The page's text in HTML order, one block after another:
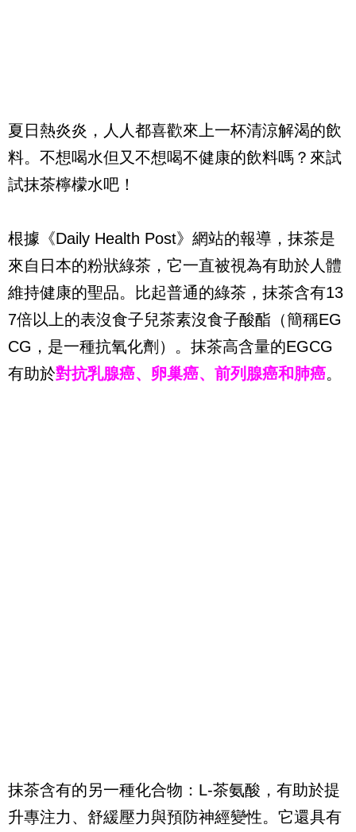
夏日熱炎炎，人人都喜歡來上一杯清涼解渴的飲
料。不想喝水但又不想喝不健康的飲料嗎？來試
試抹茶檸檬水吧！
根據《Daily Health Post》網站的報導，抹茶是
來自日本的粉狀綠茶，它一直被視為有助於人體
維持健康的聖品。比起普通的綠茶，抹茶含有13
7倍以上的表沒食子兒茶素沒食子酸酯（簡稱EG
CG，是一種抗氧化劑）。抹茶高含量的EGCG
有助於對抗乳腺癌、卵巢癌、前列腺癌和肺癌。
抹茶含有的另一種化合物：L-茶氨酸，有助於提
升專注力、舒緩壓力與預防神經變性。它還具有